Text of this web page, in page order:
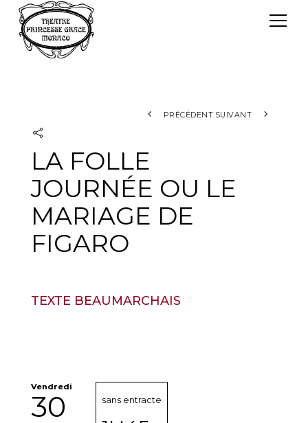
Le TPG
PRÉCÉDENT SUIVANT
LA FOLLE
JOURNÉE OU LE
MARIAGE DE
FIGARO
TEXTE BEAUMARCHAIS
Vendredi
30 sans entracte
Panneau de gestion des cookies